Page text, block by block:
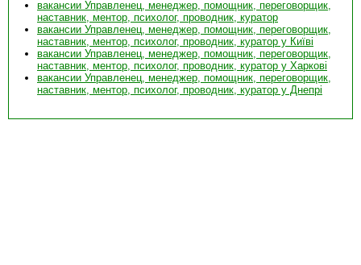
вакансии Управленец, менеджер, помощник, переговорщик,
наставник, ментор, психолог, проводник, куратор
вакансии Управленец, менеджер, помощник, переговорщик,
наставник, ментор, психолог, проводник, куратор у Київі
вакансии Управленец, менеджер, помощник, переговорщик,
наставник, ментор, психолог, проводник, куратор у Харкові
вакансии Управленец, менеджер, помощник, переговорщик,
наставник, ментор, психолог, проводник, куратор у Днепрі